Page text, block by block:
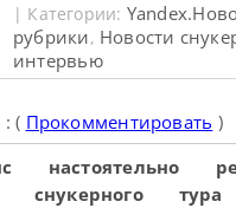
| Категории:
рубрики, Новости
интервью
: ( Прокомментировать )
настоятельно
снукерного тура